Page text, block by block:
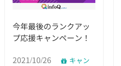
今年最後のランクアッ
プ応援キャンペーン！
2021/10/26
キャン